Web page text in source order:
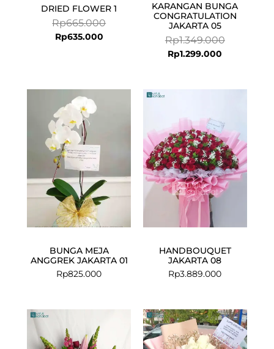
DRIED FLOWER 1
Rp665.000
Rp635.000
KARANGAN BUNGA
CONGRATULATION
JAKARTA 05
Rp1.349.000
Rp1.299.000
BUNGA MEJA
ANGGREK JAKARTA 01
Rp825.000
HANDBOUQUET
JAKARTA 08
Rp3.889.000
Original